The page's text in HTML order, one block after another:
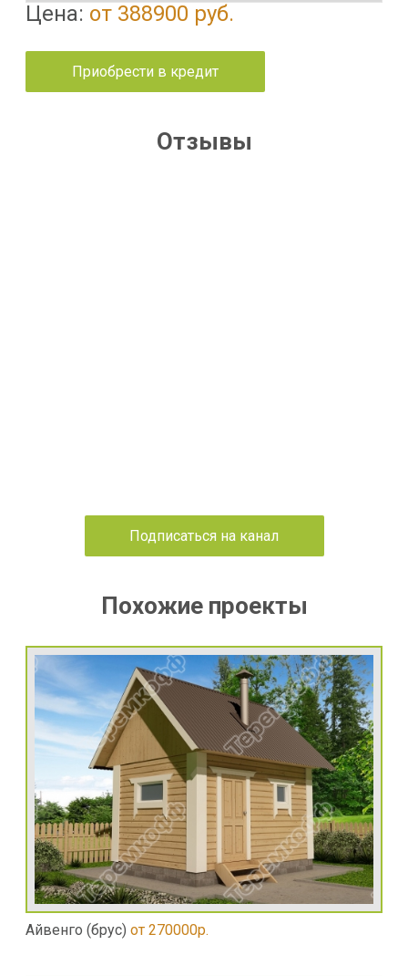
Цена: от 388900 руб.
Приобрести в кредит
Отзывы
Подписаться на канал
Похожие проекты
Айвенго (брус) от 270000р.